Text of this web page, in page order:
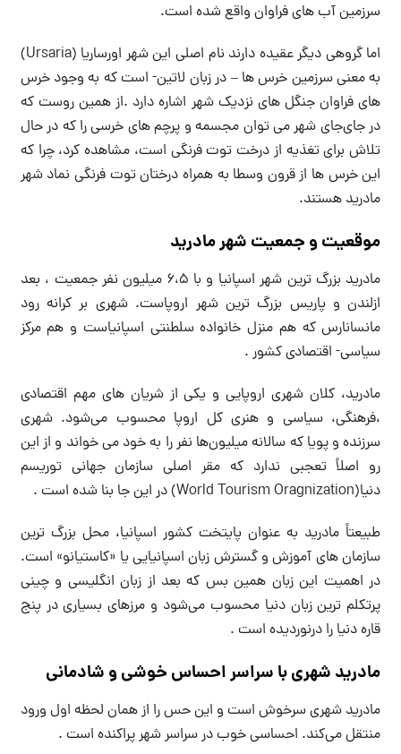
سرزمین آب های فراوان واقع شده است.
اما گروهی دیگر عقیده دارند نام اصلی این شهر اورساریا (Ursaria)
به معنی سرزمین خرس ها – در زبان لاتین- است که به وجود خرس
های فراوان جنگل های نزدیک شهر اشاره دارد .از همین روست که
در جای‌جای شهر می توان مجسمه و پرچم های خرسی را که در حال
تلاش برای تغذیه از درخت توت فرنگی است، مشاهده کرد، چرا که
این خرس ها از قرون وسطا به همراه درختان توت فرنگی نماد شهر
مادرید هستند.
موقعیت و جمعیت شهر مادرید
مادرید بزرگ ترین شهر اسپانیا و با ۶،۵ میلیون نفر جمعیت ، بعد
ازلندن و پاریس بزرگ ترین شهر اروپاست. شهری بر کرانه رود
مانسانارس که هم منزل خانواده سلطنتی اسپانیاست و هم مرکز
سیاسی- اقتصادی کشور .
مادرید، کلان شهری اروپایی و یکی از شریان های مهم اقتصادی
،فرهنگی، سیاسی و هنری کل اروپا محسوب می‌شود. شهری
سرزنده و پویا که سالانه میلیون‌ها نفر را به خود می خواند و از این
رو اصلاً تعجبی ندارد که مقر اصلی سازمان جهانی توریسم
دنیا(World Tourism Oragnization) در این جا بنا شده است .
طبیعتاً مادرید به عنوان پایتخت کشور اسپانیا، محل بزرگ ترین
سازمان های آموزش و گسترش زبان اسپانیایی یا «کاستیانو» است.
در اهمیت این زبان همین بس که بعد از زبان انگلیسی و چینی
پرتکلم ترین زبان دنیا محسوب می‌شود و مرزهای بسیاری در پنج
قاره دنیا را درنوردیده است .
مادرید شهری با سراسر احساس خوشی و شادمانی
مادرید شهری سرخوش است و این حس را از همان لحظه اول ورود
منتقل می‌کند. احساسی خوب در سراسر شهر پراکنده است .